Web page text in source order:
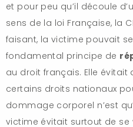
et pour peu qu’il découle
sens de la loi Française, la
faisant, la victime pouvait
fondamental principe de
au droit français. Elle
certains droits nationaux
dommage corporel n’est
victime évitait surtout de